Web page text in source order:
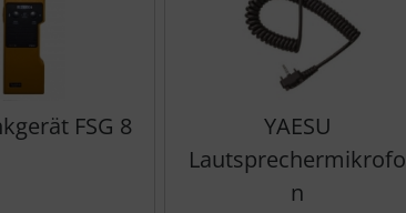
FSG 8
YAESU
Lautsprechermikrofo
n